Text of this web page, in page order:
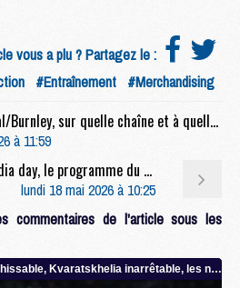
vous a plu ? Partagez le :
#Entraînement #Merchandising
Europe : Arsenal/Burnley, sur quelle chaîne et à quelle heure regarder l'adversaire du PSG ?
à 11:59
Match : Repos, amical, media day, le programme du PSG avant Arsenal
lundi 18 mai 2026 à 10:25
commentaires de l'article sous les